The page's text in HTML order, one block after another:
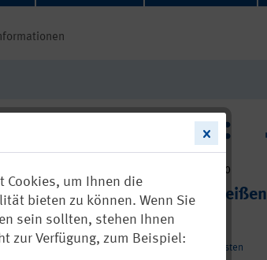
DGUV Information 209-010
Lichtbogenschweißen
5,59 €
zzgl. Versandkosten
Cookies, um Ihnen die
bieten zu können. Wenn Sie
sein sollten, stehen Ihnen
zur Verfügung, zum Beispiel: